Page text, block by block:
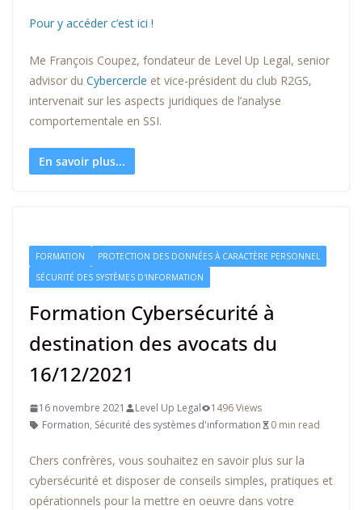
Pour y accéder c’est ici !
Me François Coupez, fondateur de Level Up Legal, senior
advisor du Cybercercle et vice-président du club R2GS,
intervenait sur les aspects juridiques de l’analyse
comportementale en SSI.
En savoir plus...
FORMATION
PROTECTION DES DONNÉES À CARACTÈRE PERSONNEL
SÉCURITÉ DES SYSTÈMES D'INFORMATION
Formation Cybersécurité à
destination des avocats du
16/12/2021
16 novembre 2021 Level Up Legal
1496 Views
Formation, Sécurité des systèmes d'information 0 min read
Chers confrères, vous souhaitez en savoir plus sur la
cybersécurité et disposer de conseils simples, pratiques et
opérationnels pour la mettre en oeuvre dans votre